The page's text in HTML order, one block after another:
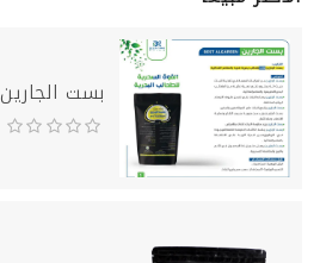
بست الجارين